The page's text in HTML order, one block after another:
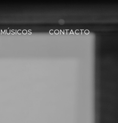
MÚSICOS CONTACTO